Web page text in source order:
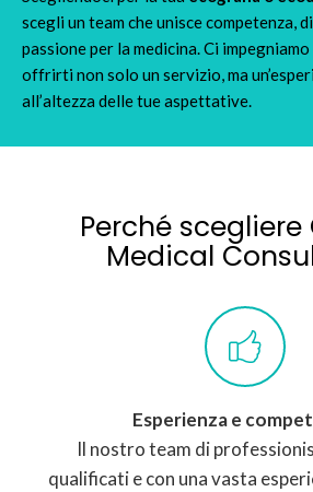
scegli un team che unisce competenza,
passione per la medicina. Ci
offrirti non solo un servizio, ma
all’altezza delle tue aspettative.
Perché scegliere
Medical
Esperienza e
Il nostro team di
qualificati e con una vasta